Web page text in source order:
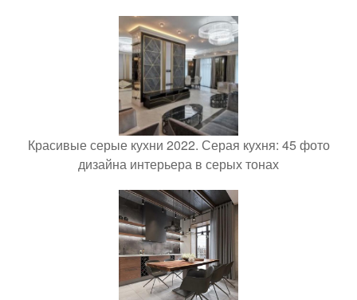
Красивые серые кухни 2022. Серая кухня: 45 фото
дизайна интерьера в серых тонах